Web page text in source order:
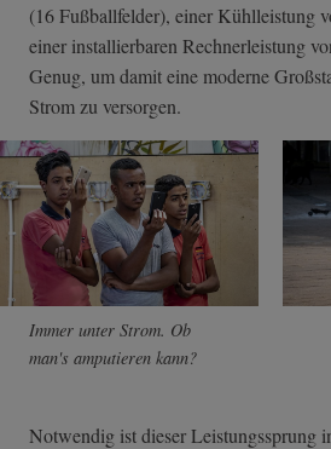
(16 Fußballfelder), einer Kühlleistung
einer installierbaren Rechnerleistung
Genug, um damit eine moderne
Strom zu versorgen.
Immer unter Strom. Ob
man's amputieren kann?
Notwendig ist dieser Leistungssprung